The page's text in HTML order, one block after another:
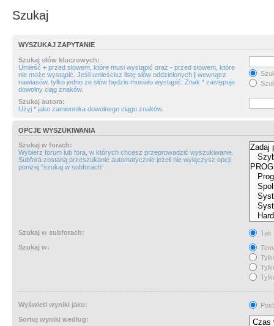
Szukaj
WYSZUKAJ ZAPYTANIE
Szukaj słów kluczowych:
Umieść + przed słowem, które musi wystąpić oraz - przed słowem, które
nie może wystąpić. Jeśli umieścisz listę słów oddzielonych | wewnątrz
nawiasów, tylko jedno ze słów będzie musiało wystąpić. Znak * zastępuje
dowolny ciąg znaków.
Szukaj autora:
Użyj * jako zamiennika dowolnego ciągu znaków.
OPCJE WYSZUKIWANIA
Szukaj w forach:
Wybierz forum lub fora, w których chcesz przeprowadzić wyszukiwanie.
Subfora zostaną przeszukanie automatycznie jeżeli nie wyłączysz opcji
poniżej “szukaj w subforach“.
Szukaj w subforach:
Tak
Szukaj w:
Wyświetl wyniki jako:
Sortuj wyniki według: